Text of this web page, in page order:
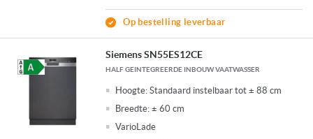
Op bestelling leverbaar
Siemens SN55ES12CE
HALF GEINTEGREERDE INBOUW VAATWASSER
Hoogte: Standaard instelbaar tot ± 88 cm
Breedte: ± 60 cm
VarioLade